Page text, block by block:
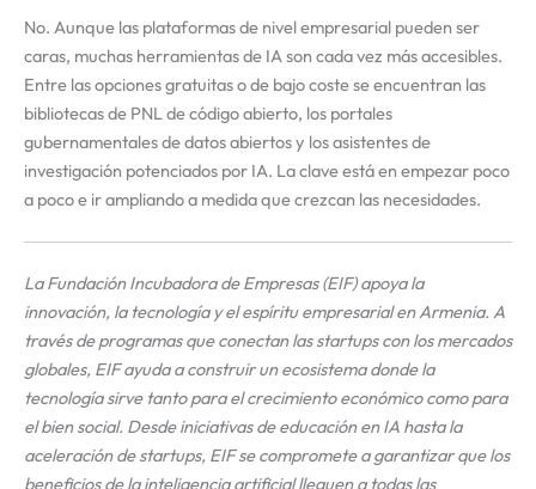
No. Aunque las plataformas de nivel empresarial pueden ser
caras, muchas herramientas de IA son cada vez más accesibles.
Entre las opciones gratuitas o de bajo coste se encuentran las
bibliotecas de PNL de código abierto, los portales
gubernamentales de datos abiertos y los asistentes de
investigación potenciados por IA. La clave está en empezar poco
a poco e ir ampliando a medida que crezcan las necesidades.
La Fundación Incubadora de Empresas (EIF) apoya la
innovación, la tecnología y el espíritu empresarial en Armenia. A
través de programas que conectan las startups con los mercados
globales, EIF ayuda a construir un ecosistema donde la
tecnología sirve tanto para el crecimiento económico como para
el bien social. Desde iniciativas de educación en IA hasta la
aceleración de startups, EIF se compromete a garantizar que los
beneficios de la inteligencia artificial lleguen a todas las